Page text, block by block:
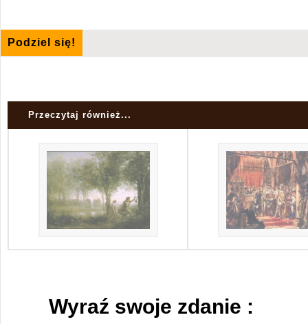
Podziel się!
Przeczytaj również...
Wyraź swoje zdanie :